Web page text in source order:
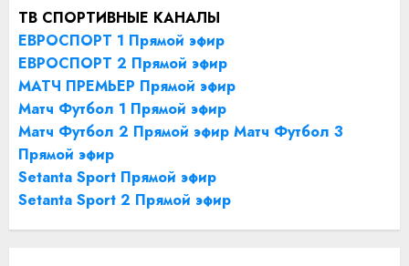
ТВ СПОРТИВНЫЕ КАНАЛЫ
ЕВРОСПОРТ 1 Прямой эфир
ЕВРОСПОРТ 2 Прямой эфир
МАТЧ ПРЕМЬЕР Прямой эфир
Матч Футбол 1 Прямой эфир
Матч Футбол 2 Прямой эфир Матч Футбол 3
Прямой эфир
Setanta Sport Прямой эфир
Setanta Sport 2 Прямой эфир